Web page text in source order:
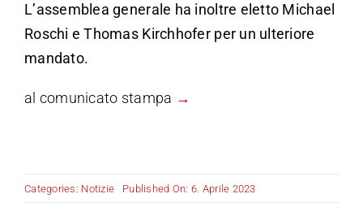
L’assemblea generale ha inoltre eletto Michael
Roschi e Thomas Kirchhofer per un ulteriore
mandato.
al comunicato stampa
Categories: Notizie Published On: 6. Aprile 2023